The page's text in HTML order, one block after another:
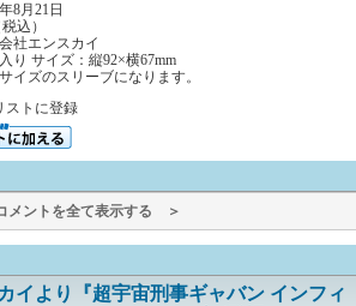
8月21日
込）
社エンスカイ
り サイズ：縦92×横67mm
イズのスリーブになります。
ストに登録
メントを全て表示する ＞
イより『超宇宙刑事ギャバン インフィ